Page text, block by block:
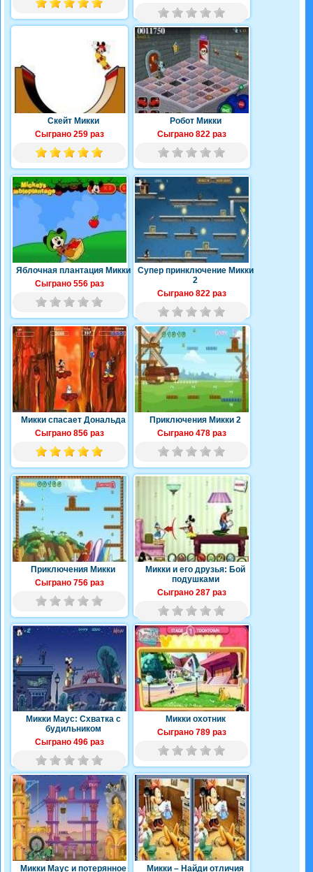
Скейт Микки
Сыграно 259 раз
Робот Микки
Сыграно 822 раз
Яблочная плантация Микки
Сыграно 556 раз
Супер принключение Микки
2
Сыграно 822 раз
Микки спасает Дональда
Сыграно 856 раз
Приключения Микки 2
Сыграно 478 раз
Приключения Микки
Сыграно 756 раз
Микки и его друзья: Бой
подушками
Сыграно 287 раз
Микки Маус: Схватка с
будильником
Сыграно 496 раз
Микки охотник
Сыграно 789 раз
Микки Маус и потерянное Микки – Найди отличия